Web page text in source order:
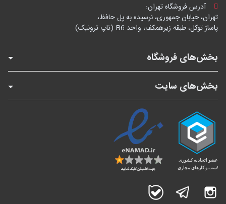
آدرس فروشگاه تهران:
تهران، خیابان جمهوری، نرسیده به پل حافظ،
پاساژ توکل، طبقه زیرهمکف، واحد B6 (تاپ ترونیک)
بخش‌های فروشگاه
بخش‌های سایت
اینستاگرام تلگرام